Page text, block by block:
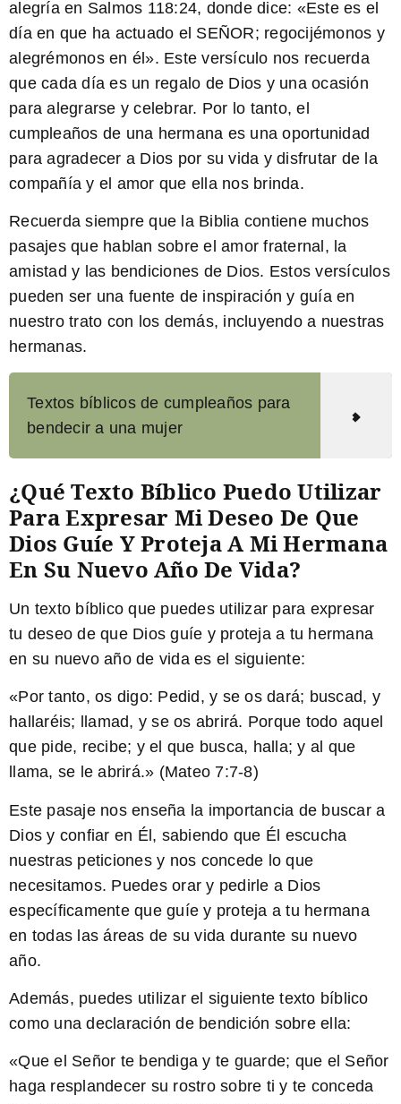
alegría en Salmos 118:24, donde dice: «Este es el
día en que ha actuado el SEÑOR; regocijémonos y
alegrémonos en él». Este versículo nos recuerda
que cada día es un regalo de Dios y una ocasión
para alegrarse y celebrar. Por lo tanto, el
cumpleaños de una hermana es una oportunidad
para agradecer a Dios por su vida y disfrutar de la
compañía y el amor que ella nos brinda.
Recuerda siempre que la Biblia contiene muchos
pasajes que hablan sobre el amor fraternal, la
amistad y las bendiciones de Dios. Estos versículos
pueden ser una fuente de inspiración y guía en
nuestro trato con los demás, incluyendo a nuestras
hermanas.
Textos bíblicos de cumpleaños para
bendecir a una mujer
¿Qué Texto Bíblico Puedo Utilizar
Para Expresar Mi Deseo De Que
Dios Guíe Y Proteja A Mi Hermana
En Su Nuevo Año De Vida?
Un texto bíblico que puedes utilizar para expresar
tu deseo de que Dios guíe y proteja a tu hermana
en su nuevo año de vida es el siguiente:
«Por tanto, os digo: Pedid, y se os dará; buscad, y
hallaréis; llamad, y se os abrirá. Porque todo aquel
que pide, recibe; y el que busca, halla; y al que
llama, se le abrirá.» (Mateo 7:7-8)
Este pasaje nos enseña la importancia de buscar a
Dios y confiar en Él, sabiendo que Él escucha
nuestras peticiones y nos concede lo que
necesitamos. Puedes orar y pedirle a Dios
específicamente que guíe y proteja a tu hermana
en todas las áreas de su vida durante su nuevo
año.
Además, puedes utilizar el siguiente texto bíblico
como una declaración de bendición sobre ella:
«Que el Señor te bendiga y te guarde; que el Señor
haga resplandecer su rostro sobre ti y te conceda